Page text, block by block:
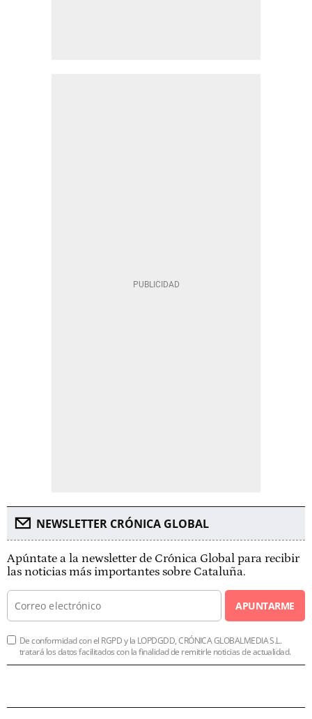
NEWSLETTER CRÓNICA GLOBAL
Apúntate a la newsletter de Crónica Global para recibir
las noticias más importantes sobre Cataluña.
APUNTARME
De conformidad con el RGPD y la LOPDGDD, CRÓNICA GLOBALMEDIA S.L.
tratará los datos facilitados con la finalidad de remitirle noticias de actualidad.